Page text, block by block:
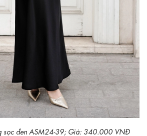
sọc đen ASM24-39; Giá: 340.000 VNĐ